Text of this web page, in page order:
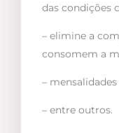
das condições
– elimine a
consomem a
–
– entre outros.